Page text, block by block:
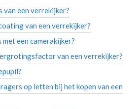
van een verrekijker?
van een verrekijker?
met een camerakijker?
van een verrekijker?
op letten bij het kopen van een